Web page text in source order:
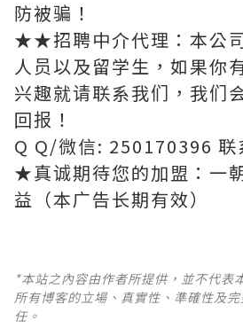
防被骗！
★★招聘中介代理：本公
人员以及留学生，如果你
兴趣就请联系我们，我们
回报！
Q Q/微信: 250170396
★真诚期待您的加盟：一
益（本广告长期有效）
*本站之內容由作者所提供，並不代表
所有博客的立場、真實性、準確性及
任。